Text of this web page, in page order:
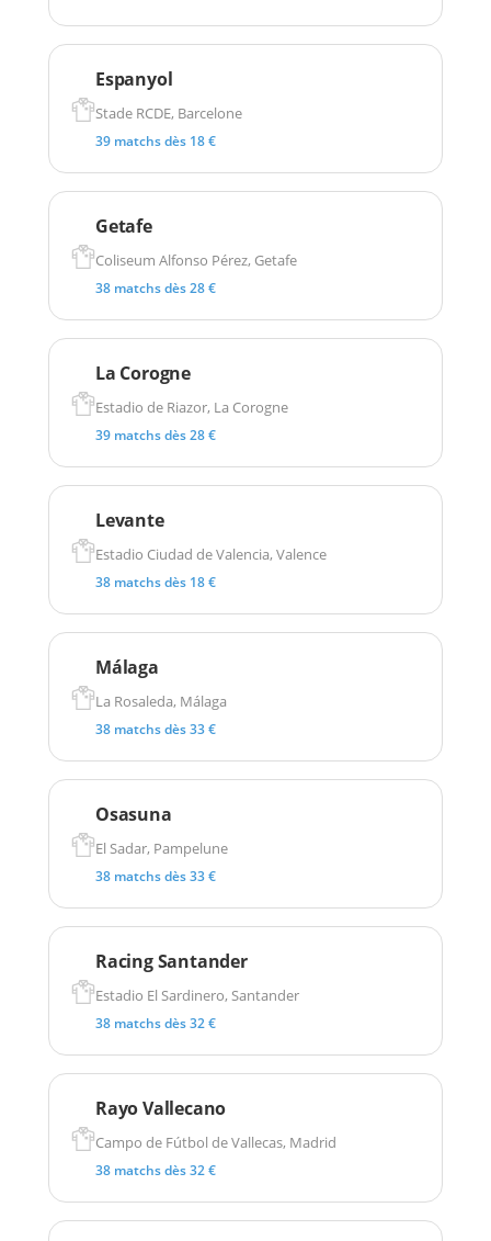
Espanyol
Stade RCDE, Barcelone
39 matchs dès 18 €
Getafe
Coliseum Alfonso Pérez, Getafe
38 matchs dès 28 €
La Corogne
Estadio de Riazor, La Corogne
39 matchs dès 28 €
Levante
Estadio Ciudad de Valencia, Valence
38 matchs dès 18 €
Málaga
La Rosaleda, Málaga
38 matchs dès 33 €
Osasuna
El Sadar, Pampelune
38 matchs dès 33 €
Racing Santander
Estadio El Sardinero, Santander
38 matchs dès 32 €
Rayo Vallecano
Campo de Fútbol de Vallecas, Madrid
38 matchs dès 32 €